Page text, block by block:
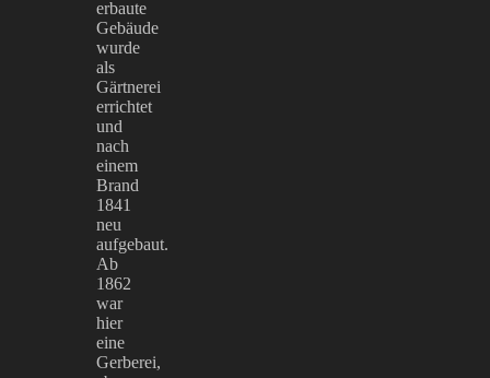
erbaute
Gebäude
wurde
als
Gärtnerei
errichtet
und
nach
einem
Brand
1841
neu
aufgebaut.
Ab
1862
war
hier
eine
Gerberei,